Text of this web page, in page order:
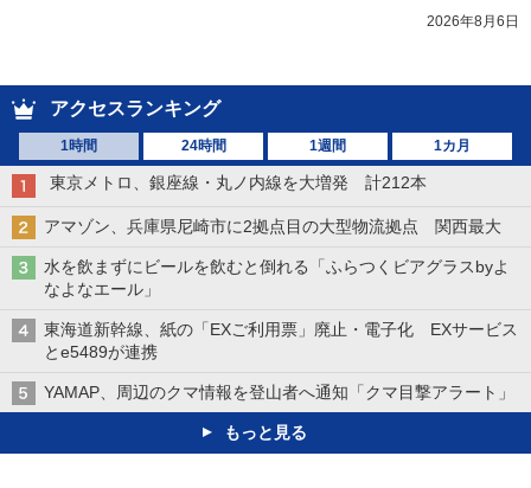
2026年8月6日
アクセスランキング
1時間 24時間 1週間 1カ月
東京メトロ、銀座線・丸ノ内線を大増発 計212本
アマゾン、兵庫県尼崎市に2拠点目の大型物流拠点 関西最大
水を飲まずにビールを飲むと倒れる「ふらつくビアグラスbyよ
なよなエール」
東海道新幹線、紙の「EXご利用票」廃止・電子化 EXサービス
とe5489が連携
YAMAP、周辺のクマ情報を登山者へ通知「クマ目撃アラート」
もっと見る